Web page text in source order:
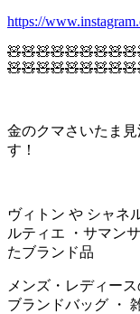
https://
金のクマさいたま
す！
ヴィトン や シャネ
ルティエ ・サマン
たブランド品
メンズ・レディー
ブランドバッグ ・